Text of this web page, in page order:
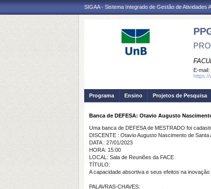
SIGAA - Sistema Integrado de Gestão de Atividades
E-mail:
https://
Programa Ensino Projetos de Pesquisa
Banca de DEFESA: Otavio Augusto
Uma banca de DEFESA de MESTRADO foi
DISCENTE : Otavio Augusto Nascimento de Santa
DATA : 27/01/2023
HORA: 15:00
LOCAL: Sala de Reuniões da FACE
TÍTULO:
A capacidade absortiva e seus efeitos na
PALAVRAS-CHAVES: